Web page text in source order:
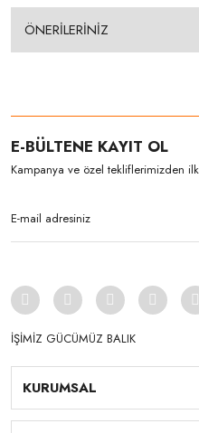
ÖNERİLERİNİZ
E-BÜLTENE KAYIT OL
Kampanya ve özel tekliflerimizden
İŞİMİZ GÜCÜMÜZ BALIK
KURUMSAL